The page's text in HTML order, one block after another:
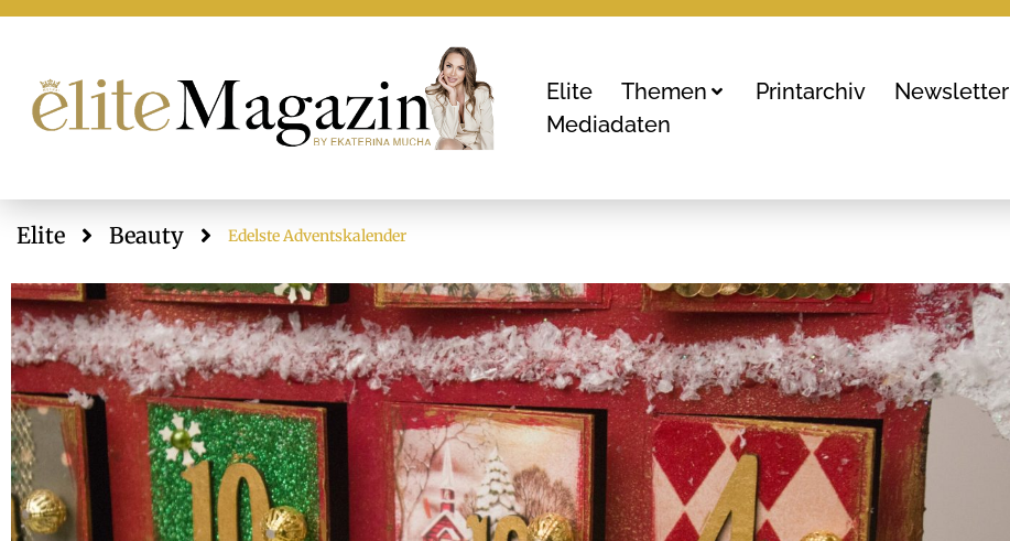
Elite Themen Printarchiv
Newsletter
Mediadaten
Elite Beauty Edelste Adventskalender